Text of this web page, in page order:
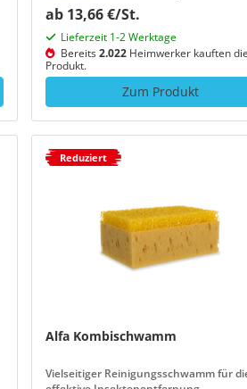
ab 13,66 €/St.
Lieferzeit 1-2 Werktage
Bereits2.022 Heimwerker kauften
Produkt.
Zum Produkt
Reduziert
Alfa Kombischwamm
Vielseitiger Reinigungsschwamm für